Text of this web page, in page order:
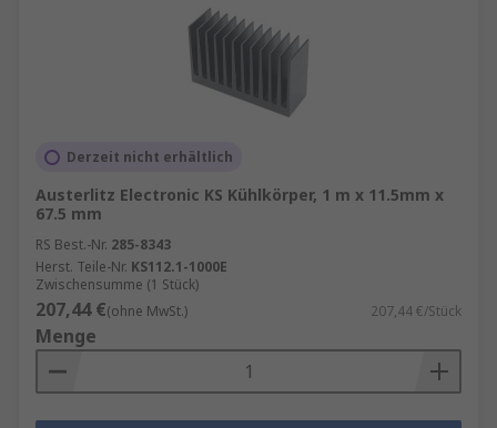
Derzeit nicht erhältlich
Austerlitz Electronic KS Kühlkörper, 1 m x 11.5mm x
67.5 mm
RS Best.-Nr. 285-8343
Herst. Teile-Nr. KS112.1-1000E
Zwischensumme (1 Stück)
207,44 €(ohne MwSt.) 207,44 €/Stück
Menge